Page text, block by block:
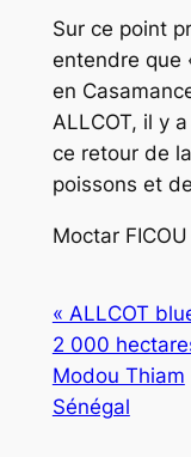
Sur ce point
entendre que
en
ALLCOT, il y
ce retour de
poissons et
Moctar
« ALLCOT
2 000
Modou Thiam
Sénégal